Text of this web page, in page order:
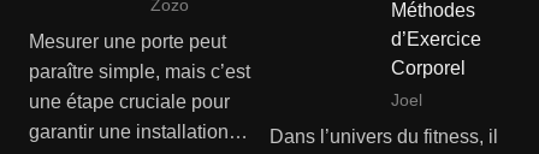
Zozo
Mesurer une porte peut
paraître simple, mais c’est
une étape cruciale pour
garantir une installation…
Méthodes
d’Exercice
Corporel
Joel
Dans l’univers du fitness, il